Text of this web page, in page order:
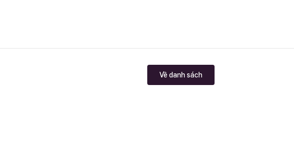
Về danh sách